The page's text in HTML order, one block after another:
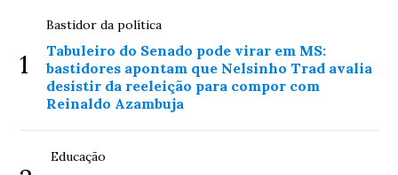
1
Bastidor da política
Tabuleiro do Senado pode virar em MS:
bastidores apontam que Nelsinho Trad avalia
desistir da reeleição para compor com
Reinaldo Azambuja
Educação